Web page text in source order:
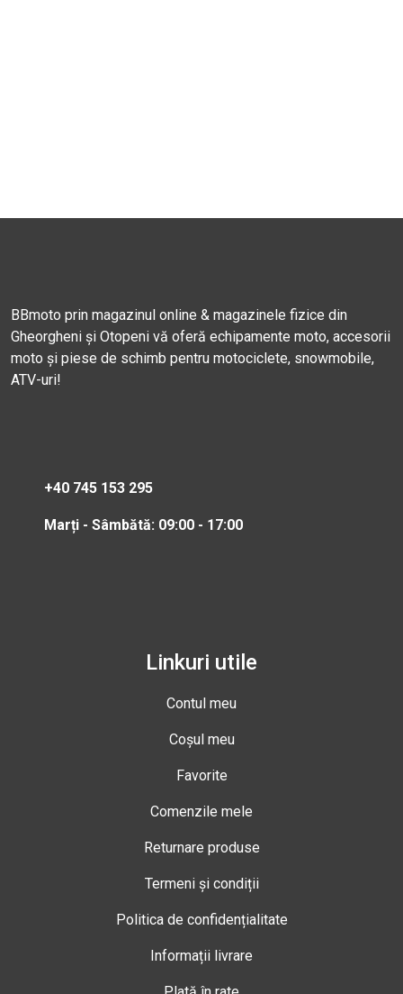
BBmoto prin magazinul online & magazinele fizice din
Gheorgheni și Otopeni vă oferă echipamente moto, accesorii
moto și piese de schimb pentru motociclete, snowmobile,
ATV-uri!
+40 745 153 295
Marți - Sâmbătă: 09:00 - 17:00
Linkuri utile
Contul meu
Coșul meu
Favorite
Comenzile mele
Returnare produse
Termeni și condiții
Politica de confidențialitate
Informații livrare